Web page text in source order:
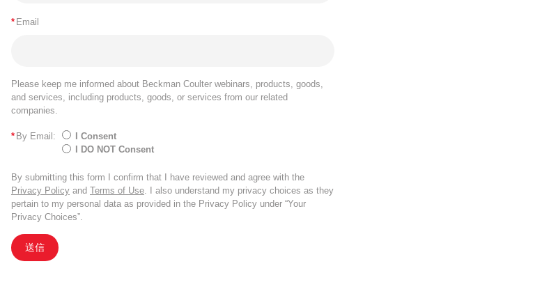
* Email
Please keep me informed about Beckman Coulter webinars, products, goods,
and services, including products, goods, or services from our related
companies.
* By Email:
I Consent
I DO NOT Consent
By submitting this form I confirm that I have reviewed and agree with the
Privacy Policy and Terms of Use. I also understand my privacy choices as they
pertain to my personal data as provided in the Privacy Policy under “Your
Privacy Choices”.
送信